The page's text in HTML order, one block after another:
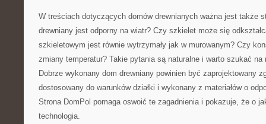
W treściach dotyczących domów drewnianych ważna jest także
drewniany jest odporny na wiatr? Czy szkielet może się
szkieletowym jest równie wytrzymały jak w murowanym? Czy
zmiany temperatur? Takie pytania są naturalne i warto szukać na
Dobrze wykonany dom drewniany powinien być zaprojektowany
dostosowany do warunków działki i wykonany z materiałów o
Strona DomPol pomaga oswoić te zagadnienia i pokazuje, że o
technologia.